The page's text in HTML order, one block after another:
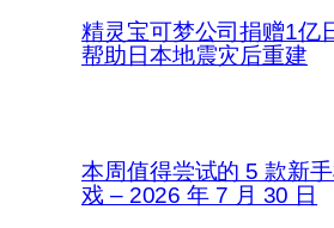
精灵宝可梦公司捐赠1亿
帮助日本地震灾后重建
本周值得尝试的 5 款新
戏 – 2026 年 7 月 30 日